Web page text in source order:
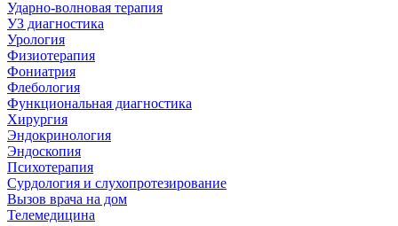
Ударно-волновая терапия
УЗ диагностика
Урология
Физиотерапия
Фониатрия
Флебология
Функциональная диагностика
Хирургия
Эндокринология
Эндоскопия
Психотерапия
Сурдология и слухопротезирование
Вызов врача на дом
Телемедицина